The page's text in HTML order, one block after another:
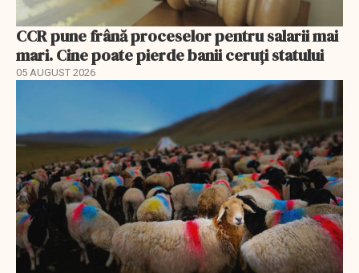
CCR pune frână proceselor pentru salarii mai
mari. Cine poate pierde banii ceruți statului
05 AUGUST 2026